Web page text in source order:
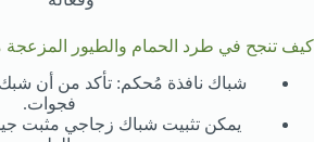
كيف تنجح في طرد الحمام والطيور المزعجة
شباك نافذة مُحكم: تأكد من أن
فجوات.
يمكن تثبيت شباك زجاجي مثبت